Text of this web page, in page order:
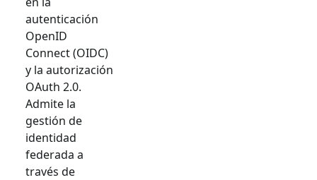
autenticación
OpenID
Connect (OIDC)
y la autorización
OAuth 2.0.
Admite la
gestión de
identidad
federada a
través de